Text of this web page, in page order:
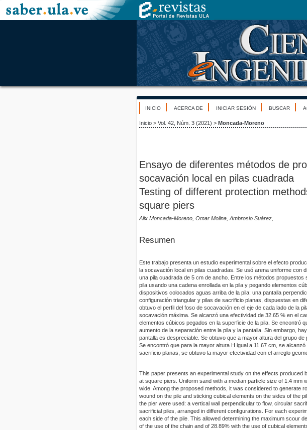
INICIO ACERCA DE INICIAR SESIÓN BUSCAR
Inicio > Vol. 42, Núm. 3 (2021) > Moncada-Moreno
Ensayo de diferentes métodos de
socavación local en pilas cuadrada
Testing of different protection
square piers
Alix Moncada-Moreno, Omar Molina, Ambrosio Suárez,
Resumen
Este trabajo presenta un estudio experimental sobre el efecto
la socavación local en pilas cuadradas. Se usó arena uniforme con
una pila cuadrada de 5 cm de ancho. Entre los métodos
pila usando una cadena enrollada en la pila y pegando elementos
dispositivos colocados aguas arriba de la pila: una pantalla
configuración triangular y pilas de sacrificio planas, dispuestas en
obtuvo el perfil del foso de socavación en el eje de cada lado de la
socavación máxima. Se alcanzó una efectividad de 32.65 % en el
elementos cúbicos pegados en la superficie de la pila. Se encontró
aumento de la separación entre la pila y la pantalla. Sin embargo,
pantalla es despreciable. Se obtuvo que a mayor altura del grupo
Se encontró que para la mayor altura H igual a 11.67 cm, se
sacrificio planas, se obtuvo la mayor efectividad con el arreglo
This paper presents an experimental study on the effects produced
at square piers. Uniform sand with a median particle size of 1.4 mm
wide. Among the proposed methods, it was considered to generate
wound on the pile and sticking cubical elements on the sides of the
the pier were used: a vertical wall perpendicular to flow, circular
sacrificial piles, arranged in different configurations. For each
each side of the pile. This allowed determining the maximum scour
of the use of the chain and of 28.89% with the use of cubical